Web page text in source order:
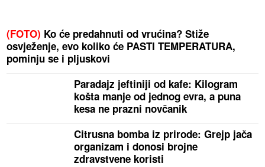
(FOTO) Ko će predahnuti od vrućina? Stiže
osvježenje, evo koliko će PASTI TEMPERATURA,
pominju se i pljuskovi
Paradajz jeftiniji od kafe: Kilogram
košta manje od jednog evra, a puna
kesa ne prazni novčanik
Citrusna bomba iz prirode: Grejp jača
organizam i donosi brojne
zdravstvene koristi